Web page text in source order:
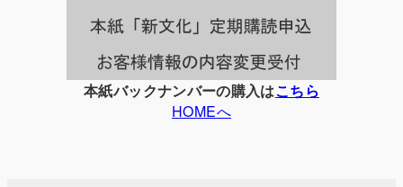
本紙バックナンバーの購入はこちら
HOMEへ